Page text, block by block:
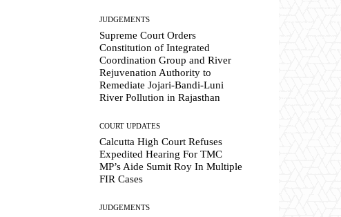
JUDGEMENTS
Supreme Court Orders
Constitution of Integrated
Coordination Group and River
Rejuvenation Authority to
Remediate Jojari-Bandi-Luni
River Pollution in Rajasthan
COURT UPDATES
Calcutta High Court Refuses
Expedited Hearing For TMC
MP’s Aide Sumit Roy In Multiple
FIR Cases
JUDGEMENTS